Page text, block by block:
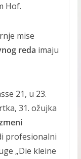
Hof.
mise
reda imaju
21, u 23.
31. ožujka
profesionalni
„Die kleine